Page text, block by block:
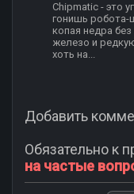
Chipmatic - это
гонишь робота-
копая недра
железо и
хоть на...
Добавить
Обязательно к
на частые